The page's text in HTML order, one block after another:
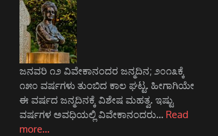
ಜನವರಿ ೧೨ ವಿವೇಕಾನಂದರ ಜನ್ಮದಿನ; ೨೦೧೩ಕ್ಕೆ
೧೫೦ ವರ್ಷಗಳು ತುಂಬಿದ ಕಾಲ ಘಟ್ಟ. ಹೀಗಾಗಿಯೇ
ಈ ವರ್ಷದ ಜನ್ಮದಿನಕ್ಕೆ ವಿಶೇಷ ಮಹತ್ವ. ಇಷ್ಟು
ವರ್ಷಗಳ ಅವಧಿಯಲ್ಲಿ ವಿವೇಕಾನಂದರು… Read
more…